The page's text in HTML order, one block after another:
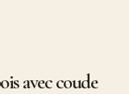
avec coude